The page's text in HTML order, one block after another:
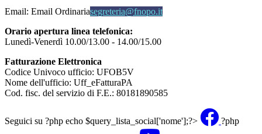
Email: Email Ordinariasegreteria@fnopo.it
Orario apertura linea telefonica:
Lunedì-Venerdì 10.00/13.00 - 14.00/15.00
Fatturazione Elettronica
Codice Univoco ufficio: UFOB5V
Nome dell'ufficio: Uff_eFatturaPA
Cod. fisc. del servizio di F.E.: 80181890585
Seguici su ?php echo $query_lista_social['nome'];?>
?php